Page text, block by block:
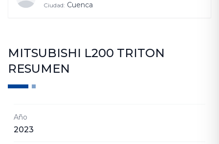
Ciudad: Cuenca
MITSUBISHI L200 TRITON
RESUMEN
Año
2023